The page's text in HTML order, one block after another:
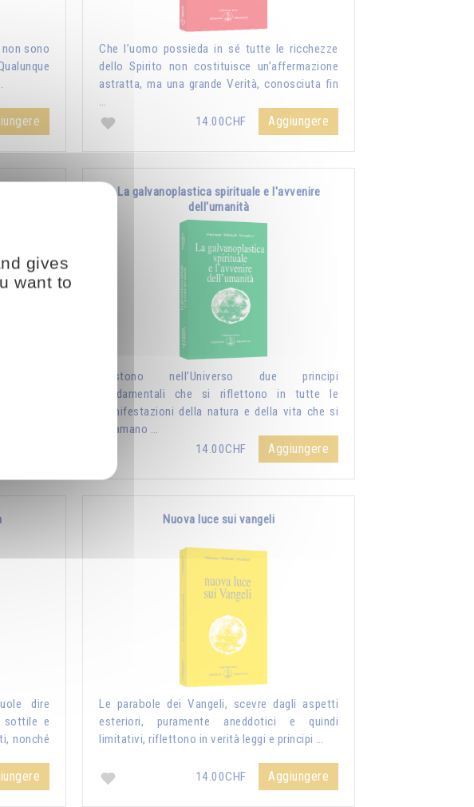
sono
Che l’uomo possieda in sé tutte le ricchezze
dello Spirito non costituisce un’affermazione
astratta, ma una grande Verità, conosciuta fin
…
14.00CHF
Aggiungere
ha
quello
è …
La galvanoplastica spirituale e l'avvenire
dell'umanità
Esistono nell’Universo due principi
fondamentali che si riflettono in tutte le
manifestazioni della natura e della vita che si
chiamano …
14.00CHF
Aggiungere
dire
sottile e
nonché
Nuova luce sui vangeli
Le parabole dei Vangeli, scevre dagli aspetti
esteriori, puramente aneddotici e quindi
limitativi, riflettono in verità leggi e principi …
14.00CHF Aggiungere
gives
want to